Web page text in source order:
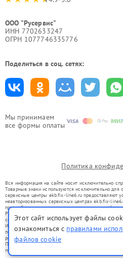
Мы принимаем
все формы оплаты
ООО "Русервис"
ИНН 7702633247
ОГРН 1077746335776
Поделиться в соц. сетях:
Политика
Вся информация на сайте носит исключительно
Товарные знаки используются исключительно для
сервисные центры ekb.fix-line6.ru предоставляют
неавторизованных сервисных центрах ekb.fix-
правообладателями товарных знаков или их
Ремонт осуществляется для устройств, уже
со статьей 1487 ГК РФ.
Использование товарных знаков не преследует
потребителей в заблуждение, а служит для
ремонту техники указанных брендов.
Представленная на сайте информация не является
положениями Статьи 437(2) Гражданского кодекса
Этот сайт использует файлы
ознакомиться с правилами
файлов cookie